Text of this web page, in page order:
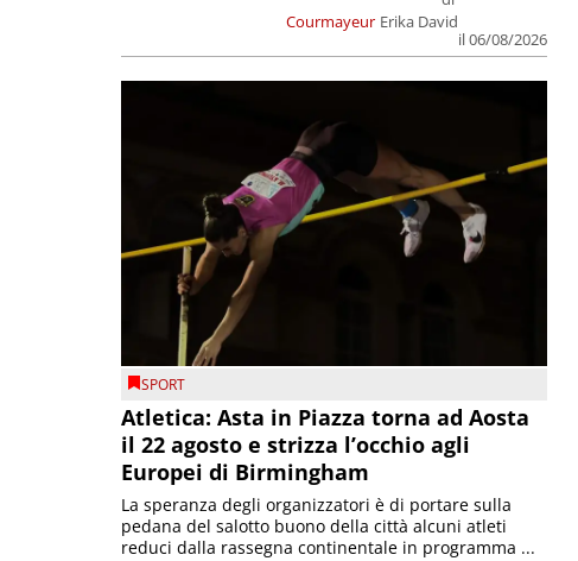
Courmayeur Erika David
il 06/08/2026
SPORT
Atletica: Asta in Piazza torna ad Aosta
il 22 agosto e strizza l’occhio agli
Europei di Birmingham
La speranza degli organizzatori è di portare sulla
pedana del salotto buono della città alcuni atleti
reduci dalla rassegna continentale in programma ...